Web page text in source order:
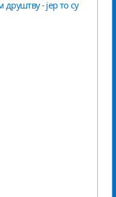
- јер то су